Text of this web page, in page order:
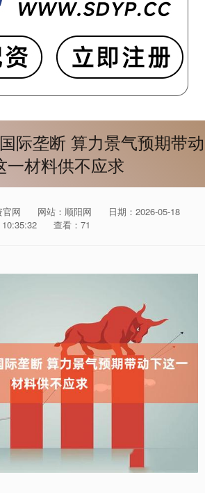
际垄断 算力景气预期带动
一材料供不应求
网 网站：顺阳网
日期：2026-05-18
10:35:32
查看：71